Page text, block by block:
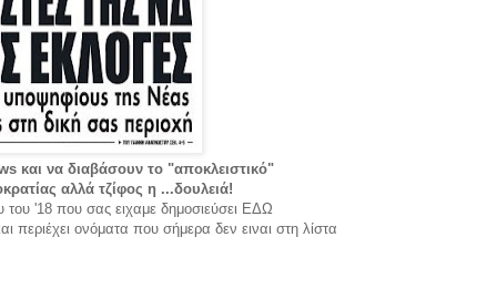
και να διαβάσουν το "αποκλειστικό"
αλλά τζίφος η ...δουλειά!
του '18 που σας ειχαμε δημοσιεύσει ΕΔΩ
περιέχει ονόματα που σήμερα δεν ειναι στη λίστα